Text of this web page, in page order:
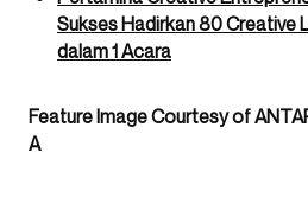
Sukses Hadirkan 80 Creative
dalam 1 Acara
Feature Image Courtesy of
A